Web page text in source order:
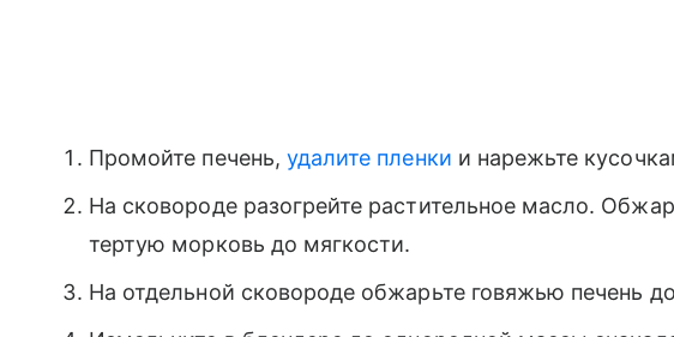
Промойте печень, удалите пленки и нарежьте
На сковороде разогрейте растительное масло.
тертую морковь до мягкости.
На отдельной сковороде обжарьте говяжью печень